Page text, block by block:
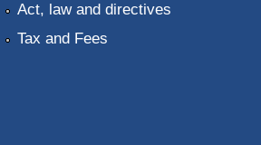
Act, law and directives
Tax and Fees